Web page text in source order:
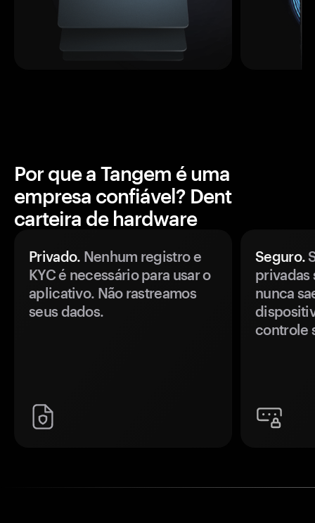
Por que a Tangem é uma
empresa confiável? Dent
carteira de hardware
Privado. Nenhum registro e
KYC é necessário para usar o
aplicativo. Não rastreamos
seus dados.
Seguro.
privadas
nunca
controle